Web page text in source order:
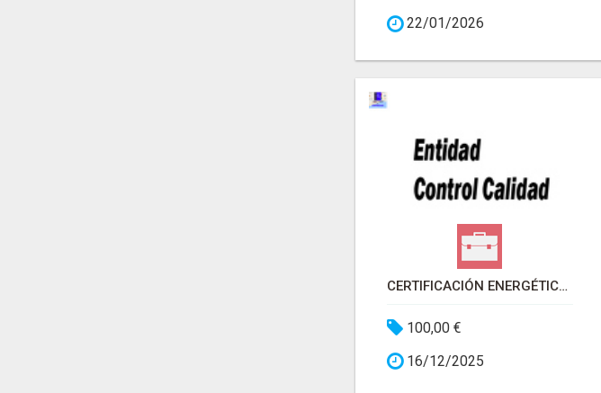
22/01/2026
CERTIFICACIÓN ENERGÉTICA EN BIZKAIA
100,00 €
16/12/2025